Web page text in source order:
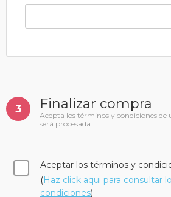
3 Finalizar compra
Acepta los términos y condiciones de
será procesada
Aceptar los términos y
(Haz click aqui para consultar
condiciones)